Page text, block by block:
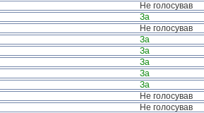
Не голосував
За
Не голосував
За
За
За
За
За
Не голосував
Не голосував